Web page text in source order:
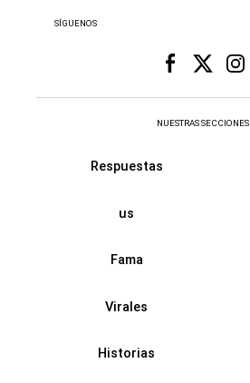
SÍGUENOS
NUESTRAS SECCIONES
Respuestas
us
Fama
Virales
Historias